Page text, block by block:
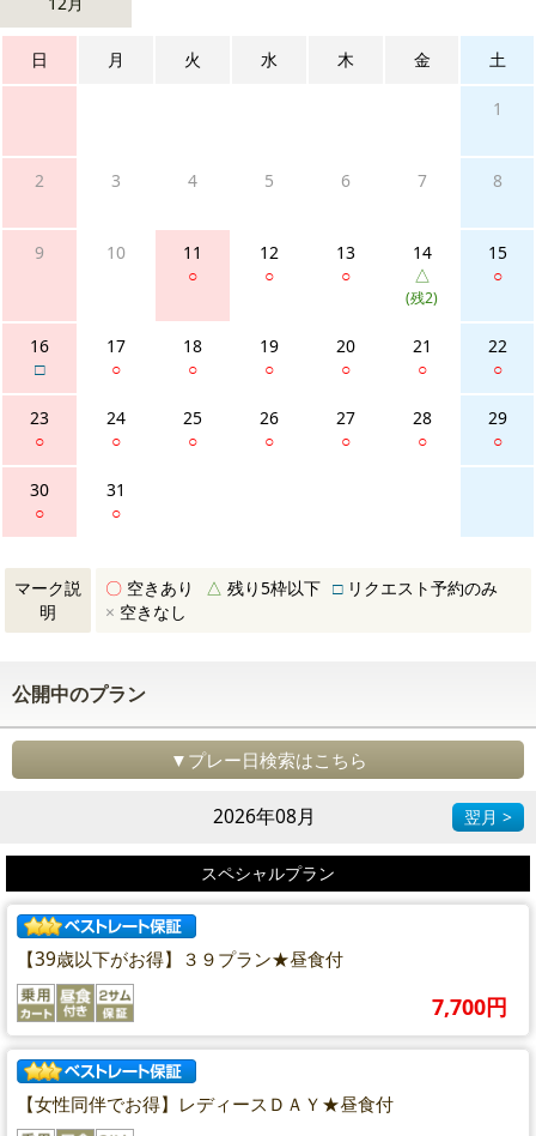
日 月 火 水 木 金 土
1
2 3 4 5 6 7 8
9 10
11
○
12
○
13
○
14
△
(残2)
15
○
16
□
17
○
18
○
19
○
20
○
21
○
22
○
23
○
24
○
25
○
26
○
27
○
28
○
29
○
30
○
31
○
マーク説
明
〇 空きあり △ 残り5枠以下 □リクエスト予約のみ
× 空きなし
公開中のプラン
▼プレー日検索はこちら
2026年08月 翌月 >
スペシャルプラン
【39歳以下がお得】３９プラン★昼食付
7,700円
【女性同伴でお得】レディースＤＡＹ★昼食付